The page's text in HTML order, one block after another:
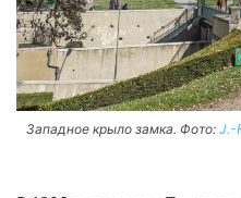
Западное крыло замка. Фото: J.-